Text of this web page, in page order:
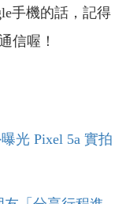
手機的話，記得
信喔！
光 Pixel 5a 實拍